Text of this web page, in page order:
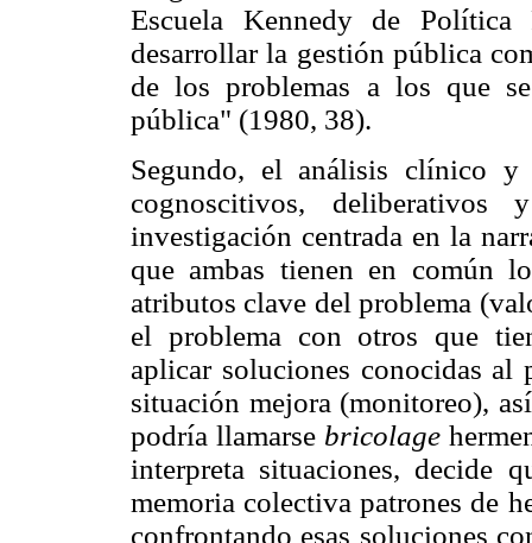
Escuela Kennedy de
desarrollar la gestión pública
de los problemas a los que
pública" (1980, 38).
Segundo, el análisis clínico
cognoscitivos,
investigación centrada en la
que ambas tienen en común
atributos clave del problema
el problema con otros que
aplicar soluciones conocidas al
situación mejora (monitoreo),
podría llamarse bricolage
interpreta situaciones, decide
memoria colectiva patrones de
confrontando esas soluciones